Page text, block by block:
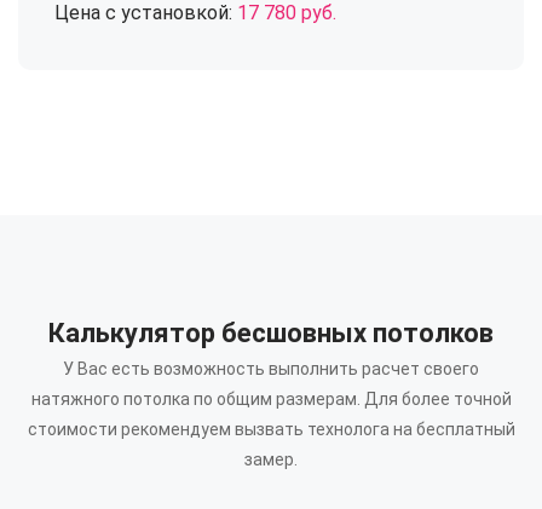
Цена с установкой: 17 780 руб.
Калькулятор бесшовных потолков
У Вас есть возможность выполнить расчет своего
натяжного потолка по общим размерам. Для более точной
стоимости рекомендуем вызвать технолога на бесплатный
замер.